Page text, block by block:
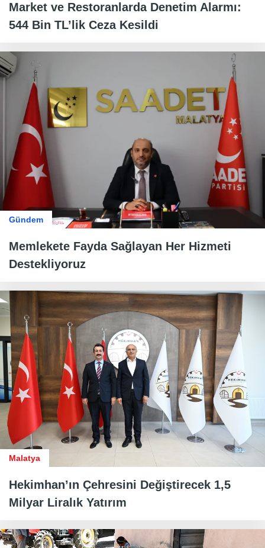
Market ve Restoranlarda Denetim Alarmı:
544 Bin TL’lik Ceza Kesildi
Gündem
Memlekete Fayda Sağlayan Her Hizmeti
Destekliyoruz
Malatya
Hekimhan’ın Çehresini Değiştirecek 1,5
Milyar Liralık Yatırım